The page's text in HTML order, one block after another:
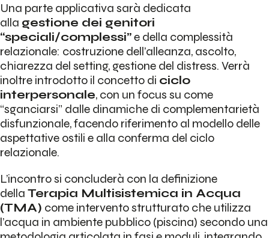
Una parte applicativa sarà dedicata
alla gestione dei genitori
“speciali/complessi”e della complessità
relazionale: costruzione dell’alleanza, ascolto,
chiarezza del setting, gestione del distress. Verrà
inoltre introdotto il concetto di ciclo
interpersonale, con un focus su come
“sganciarsi” dalle dinamiche di complementarietà
disfunzionale, facendo riferimento al modello delle
aspettative ostili e alla conferma del ciclo
relazionale.
L’incontro si concluderà con la definizione
della Terapia Multisistemica in Acqua
(TMA) come intervento strutturato che utilizza
l’acqua in ambiente pubblico (piscina) secondo una